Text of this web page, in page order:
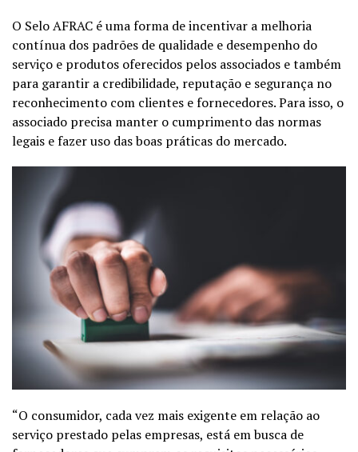
O Selo AFRAC é uma forma de incentivar a melhoria
contínua dos padrões de qualidade e desempenho do
serviço e produtos oferecidos pelos associados e também
para garantir a credibilidade, reputação e segurança no
reconhecimento com clientes e fornecedores. Para isso, o
associado precisa manter o cumprimento das normas
legais e fazer uso dasboas práticas do mercado.
“O consumidor, cada vez mais exigente em relação ao
serviço prestado pelas empresas, está em busca de